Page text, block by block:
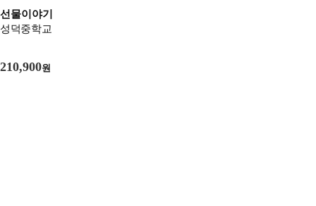
선물이야기
성덕중학교
210,900원